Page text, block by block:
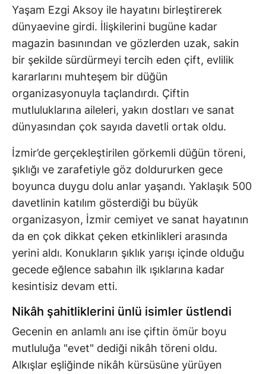
Yaşam Ezgi Aksoy ile hayatını birleştirerek
dünyaevine girdi. İlişkilerini bugüne kadar
magazin basınından ve gözlerden uzak, sakin
bir şekilde sürdürmeyi tercih eden çift, evlilik
kararlarını muhteşem bir düğün
organizasyonuyla taçlandırdı. Çiftin
mutluluklarına aileleri, yakın dostları ve sanat
dünyasından çok sayıda davetli ortak oldu.
İzmir’de gerçekleştirilen görkemli düğün töreni,
şıklığı ve zarafetiyle göz doldururken gece
boyunca duygu dolu anlar yaşandı. Yaklaşık 500
davetlinin katılım gösterdiği bu büyük
organizasyon, İzmir cemiyet ve sanat hayatının
da en çok dikkat çeken etkinlikleri arasında
yerini aldı. Konukların şıklık yarışı içinde olduğu
gecede eğlence sabahın ilk ışıklarına kadar
kesintisiz devam etti.
Nikâh şahitliklerini ünlü isimler üstlendi
Gecenin en anlamlı anı ise çiftin ömür boyu
mutluluğa "evet" dediği nikâh töreni oldu.
Alkışlar eşliğinde nikâh kürsüsüne yürüyen